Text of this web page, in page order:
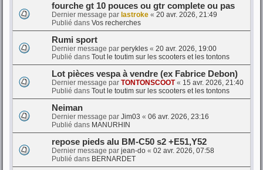
fourche gt 10 pouces ou gtr complete ou pas
Dernier message par lastroke « 20 avr. 2026, 21:49
Publié dans Vos recherches
Rumi sport
Dernier message par perykles « 20 avr. 2026, 19:00
Publié dans Tout le toutim sur les scooters et les tontons
Lot pièces vespa à vendre (ex Fabrice Debon)
Dernier message par TONTONSCOOT« 15 avr. 2026, 21:40
Publié dans Tout le toutim sur les scooters et les tontons
Neiman
Dernier message par Jim03 « 06 avr. 2026, 23:16
Publié dans MANURHIN
repose pieds alu BM-C50 s2 +E51,Y52
Dernier message par jean-do « 02 avr. 2026, 07:58
Publié dans BERNARDET